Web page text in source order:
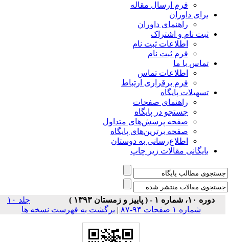
فرم ارسال مقاله
برای داوران
راهنمای داوران
ثبت نام و اشتراک
اطلاعات ثبت نام
فرم ثبت نام
تماس با ما
اطلاعات تماس
فرم برقراری ارتباط
تسهیلات پایگاه
راهنمای صفحات
جستجو در پایگاه
صفحه پرسش‌های متداول
صفحه برترین‌های پایگاه
اطلاع‌رسانی به دوستان
بایگانی مقالات زیر چاپ
دوره ۱۰، شماره ۱ - ( پاییز و زمستان ۱۳۹۳ )
جلد ۱۰
شماره ۱ صفحات ۹۴-۸۷
| برگشت به فهرست نسخه ها